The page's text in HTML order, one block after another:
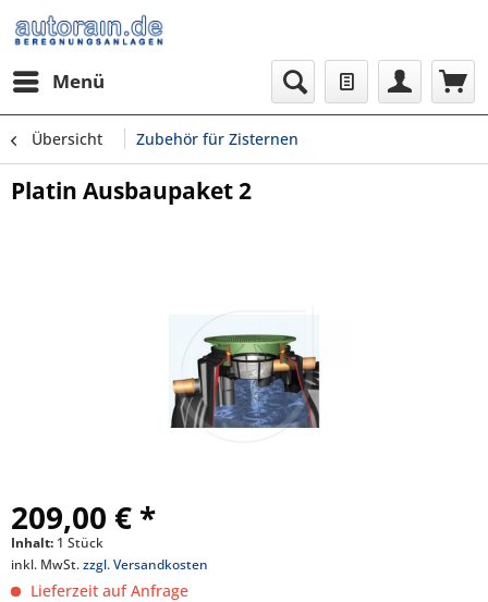
Menü
Übersicht Zubehör für Zisternen
Platin Ausbaupaket 2
209,00 € *
Inhalt: 1 Stück
inkl. MwSt.zzgl. Versandkosten
Lieferzeit auf Anfrage